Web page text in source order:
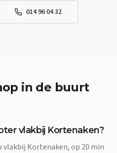
014 96 04 32
in de buurt
vlakbij Kortenaken?
vlakbij Kortenaken, op 20 min